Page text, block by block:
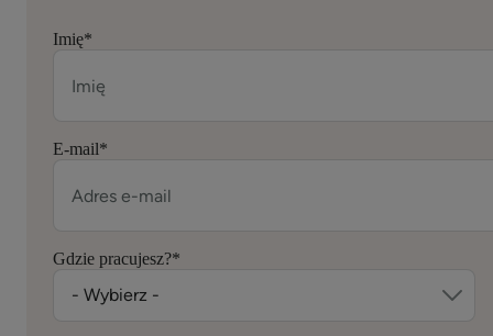
Imię*
E-mail*
Gdzie pracujesz?*